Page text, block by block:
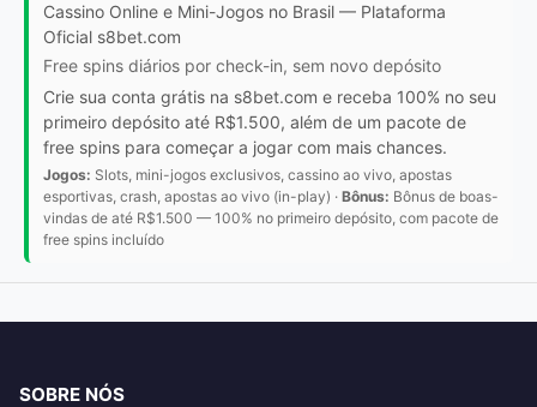
Cassino Online e Mini-Jogos no Brasil — Plataforma
Oficial s8bet.com
Free spins diários por check-in, sem novo depósito
Crie sua conta grátis na s8bet.com e receba 100% no seu
primeiro depósito até R$1.500, além de um pacote de
free spins para começar a jogar com mais chances.
Jogos: Slots, mini-jogos exclusivos, cassino ao vivo, apostas
esportivas, crash, apostas ao vivo (in-play) · Bônus: Bônus de boas-
vindas de até R$1.500 — 100% no primeiro depósito, com pacote de
free spins incluído
SOBRE NÓS